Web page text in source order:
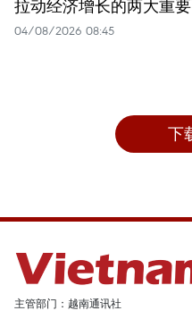
拉动经济增长的两大重
04/08/2026 08:45
下
主管部门：越南通讯社